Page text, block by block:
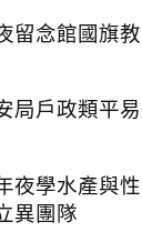
念館國旗教
戶政類平易
學水產與性
異團隊